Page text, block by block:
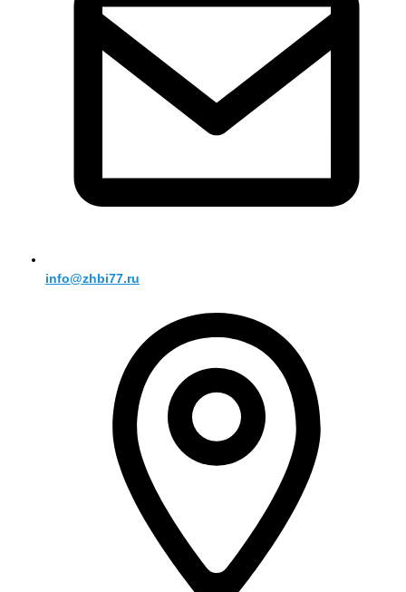
info@zhbi77.ru